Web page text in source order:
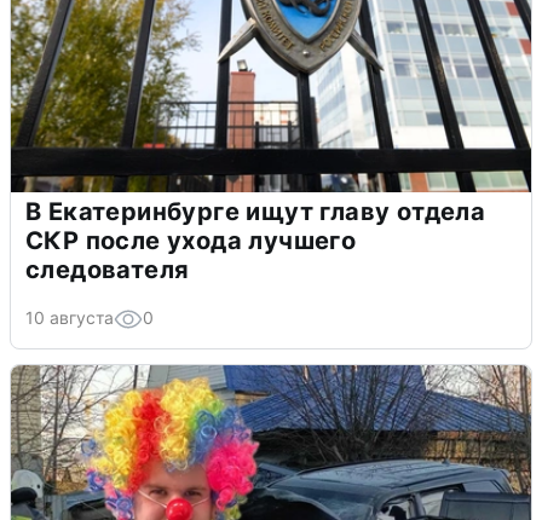
В Екатеринбурге ищут главу отдела
СКР после ухода лучшего
следователя
10 августа 0